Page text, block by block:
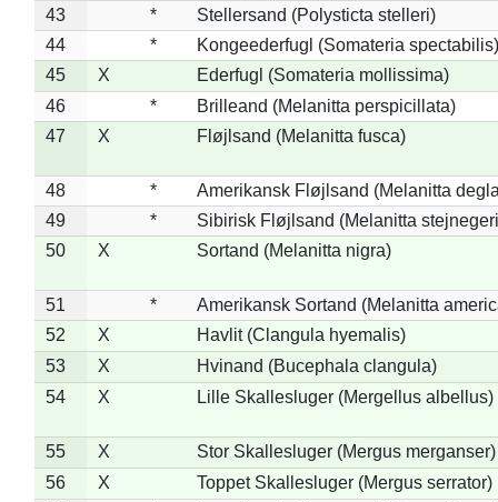
43
*
Stellersand (Polysticta stelleri)
44
*
Kongeederfugl (Somateria spectabilis)
45
X
Ederfugl (Somateria mollissima)
46
*
Brilleand (Melanitta perspicillata)
47
X Fløjlsand (Melanitta fusca)
48 *
Amerikansk Fløjlsand (Melanitta
49
*
Sibirisk Fløjlsand (Melanitta
50
X Sortand (Melanitta nigra)
51 *
Amerikansk Sortand (Melanitta
52
X
Havlit (Clangula hyemalis)
53
X
Hvinand (Bucephala clangula)
54
X Lille Skallesluger (Mergellus albellus)
55 X
Stor Skallesluger (Mergus merganser)
56
X
Toppet Skallesluger (Mergus serrator)